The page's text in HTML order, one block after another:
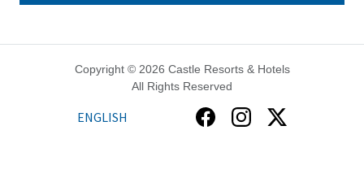
Copyright © 2026 Castle Resorts & Hotels
All Rights Reserved
ENGLISH